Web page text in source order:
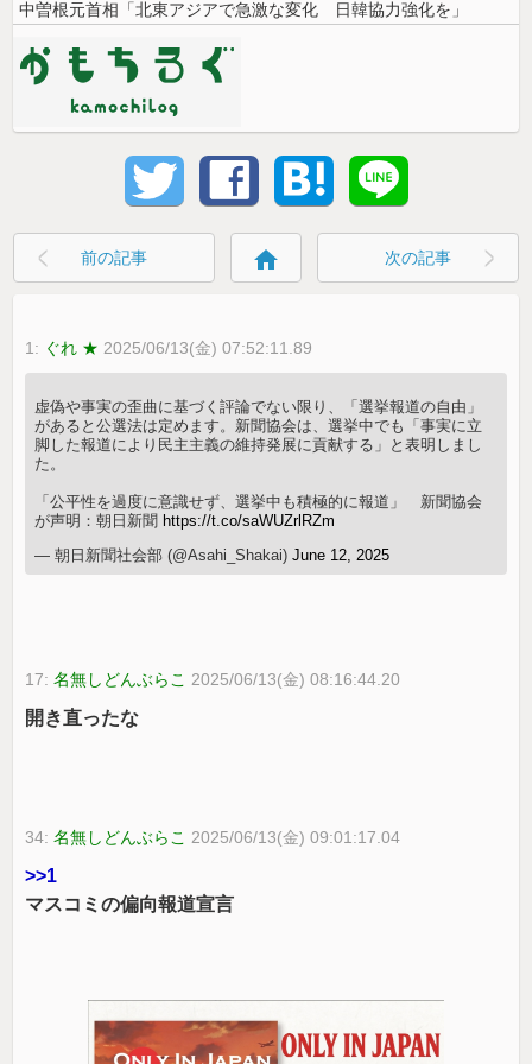
中曽根元首相「北東アジアで急激な変化 日韓協力強化を」
前の記事 home 次の記事
1: ぐれ ★ 2025/06/13(金) 07:52:11.89
虚偽や事実の歪曲に基づく評論でない限り、「選挙報道の自由」
があると公選法は定めます。新聞協会は、選挙中でも「事実に立
脚した報道により民主主義の維持発展に貢献する」と表明しまし
た。
「公平性を過度に意識せず、選挙中も積極的に報道」 新聞協会
が声明：朝日新聞 https://t.co/saWUZrlRZm
— 朝日新聞社会部 (@Asahi_Shakai)June 12, 2025
17:名無しどんぶらこ 2025/06/13(金) 08:16:44.20
開き直ったな
34:名無しどんぶらこ 2025/06/13(金) 09:01:17.04
>>1
マスコミの偏向報道宣言